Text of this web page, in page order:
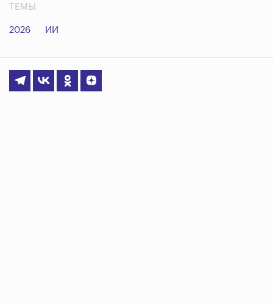
ТЕМЫ
2026 ИИ